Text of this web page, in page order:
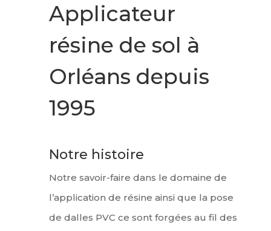
Applicateur
résine de sol à
Orléans depuis
1995
Notre histoire
Notre savoir-faire dans le domaine de
l’application de résine ainsi que la pose
de dalles PVC ce sont forgées au fil des